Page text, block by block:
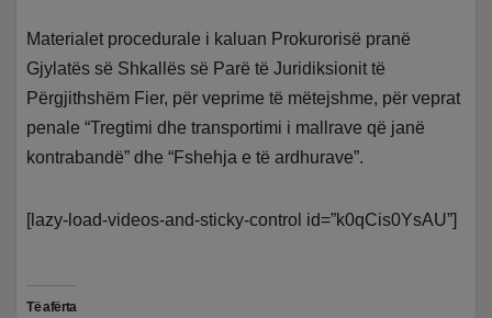
Materialet procedurale i kaluan Prokurorisë pranë
Gjylatës së Shkallës së Parë të Juridiksionit të
Përgjithshëm Fier, për veprime të mëtejshme, për veprat
penale “Tregtimi dhe transportimi i mallrave që janë
kontrabandë” dhe “Fshehja e të ardhurave”.
[lazy-load-videos-and-sticky-control id=”k0qCis0YsAU”]
Të afërta